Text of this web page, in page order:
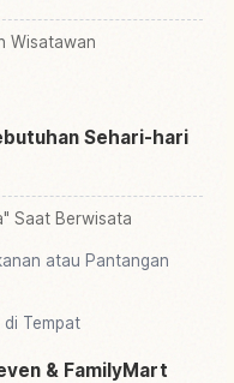
Wisatawan
Sehari-hari
Saat Berwisata
atau Pantangan
Tempat
& FamilyMart